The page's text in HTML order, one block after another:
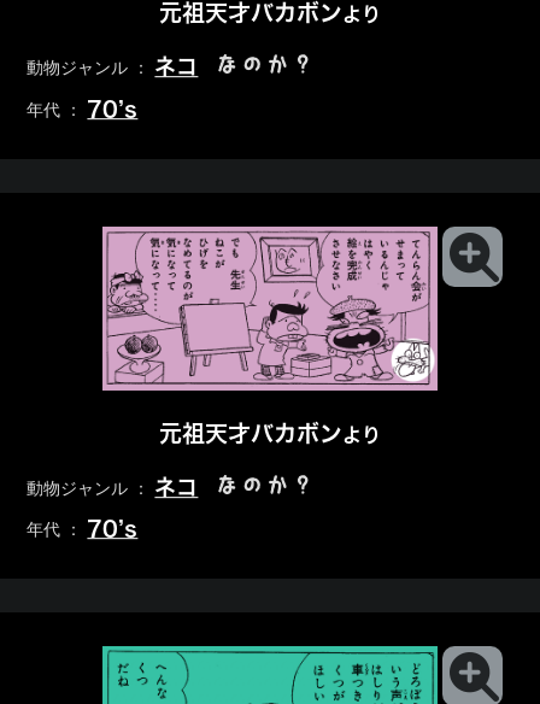
元祖天才バカボンより
動物ジャンル ： ネコ なのか？
年代 ： 70’s
元祖天才バカボンより
動物ジャンル ： ネコ なのか？
年代 ： 70’s